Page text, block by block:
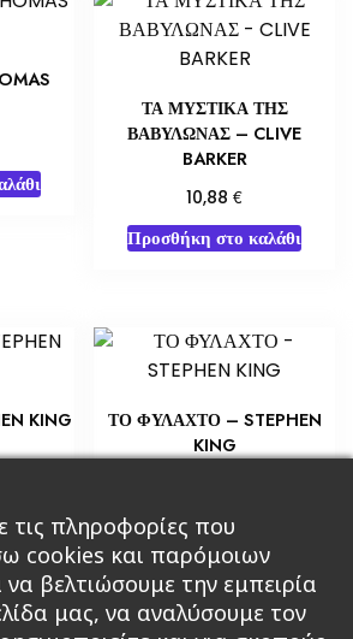
ΤΑ ΜΥΣΤΙΚΑ ΤΗΣ
ΒΑΒΥΛΩΝΑΣ – CLIVE
BARKER
10,88€
Προσθήκη στο καλάθι
KING
ΤΟ ΦΥΛΑΧΤΟ – STEPHEN
KING
Προσθήκη στο καλάθι
τις πληροφορίες που
cookies και παρόμοιων
να βελτιώσουμε την εμπειρία
μας, να αναλύσουμε τον